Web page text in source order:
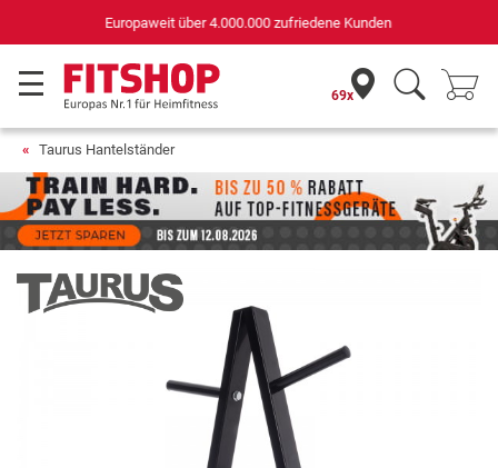
für Sportgeräte (n-tv+DISQ 2016-2024)
69x
Taurus Hantelständer